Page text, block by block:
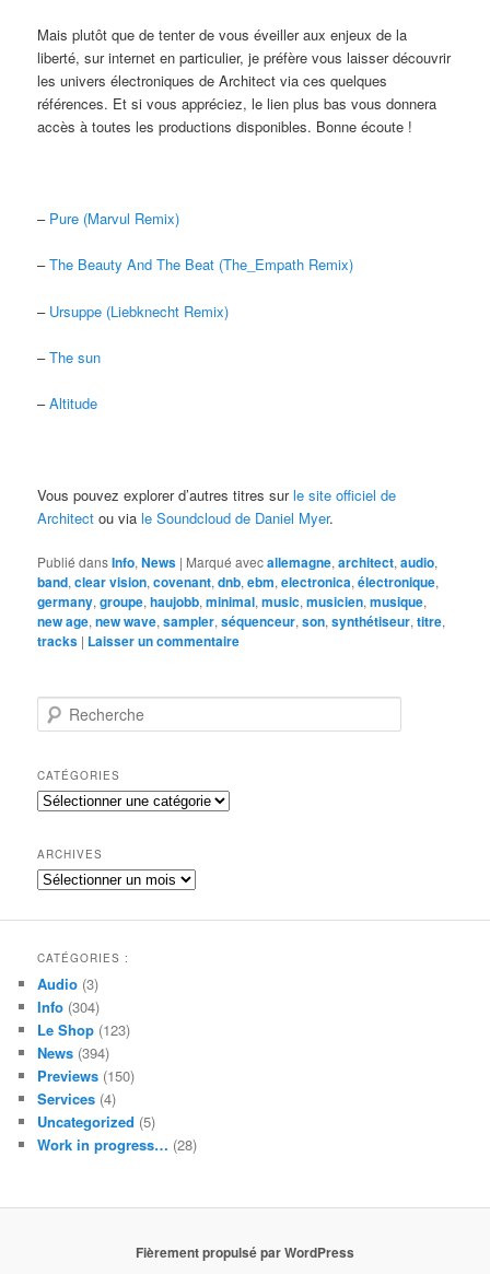
Mais plutôt que de tenter de vous éveiller aux enjeux de la
liberté, sur internet en particulier, je préfère vous laisser découvrir
les univers électroniques de Architect via ces quelques
références. Et si vous appréciez, le lien plus bas vous donnera
accès à toutes les productions disponibles. Bonne écoute !
– Pure (Marvul Remix)
–The Beauty And The Beat (The_Empath Remix)
– Ursuppe (Liebknecht Remix)
–The sun
–Altitude
Vous pouvez explorer d’autres titres surle site officiel de
Architect ou via le Soundcloud de Daniel Myer.
Publié dansInfo,News | Marqué avecallemagne,architect,audio,
band,clear vision,covenant,dnb,ebm,electronica,électronique,
germany,groupe,haujobb,minimal,music,musicien,musique,
new age,new wave,sampler,séquenceur,son,synthétiseur,titre,
tracks | Laisser un commentaire
e
h
e
r
h
e
CATÉGORIES
Catégories
ARCHIVES
Archives
CATÉGORIES :
Audio (3)
Info (304)
Le Shop (123)
News (394)
Previews (150)
Services (4)
Uncategorized (5)
Work in progress… (28)
Fièrement propulsé par WordPress